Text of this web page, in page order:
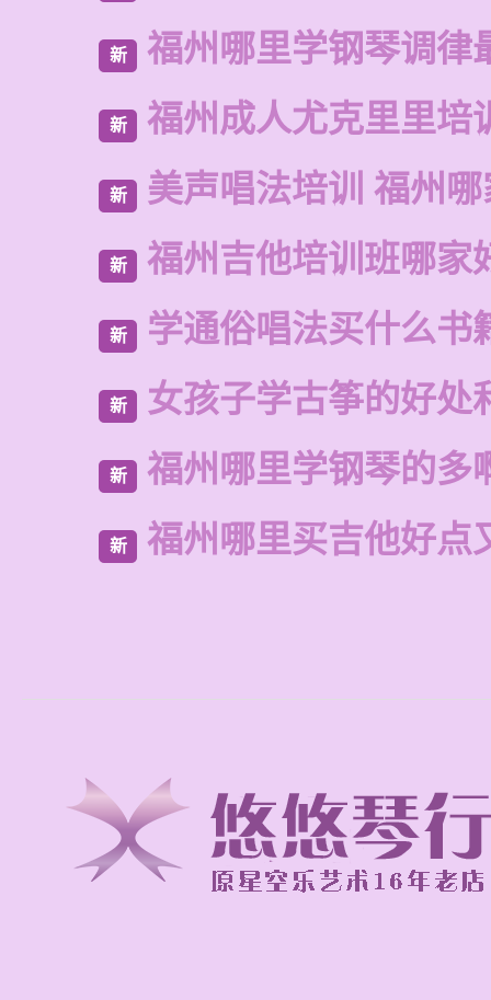
新 福州哪里学钢琴调律
新 福州成人尤克里里培
新 美声唱法培训 福州
新 福州吉他培训班哪家
新 学通俗唱法买什么书
新 女孩子学古筝的好处
新 福州哪里学钢琴的多
新 福州哪里买吉他好点